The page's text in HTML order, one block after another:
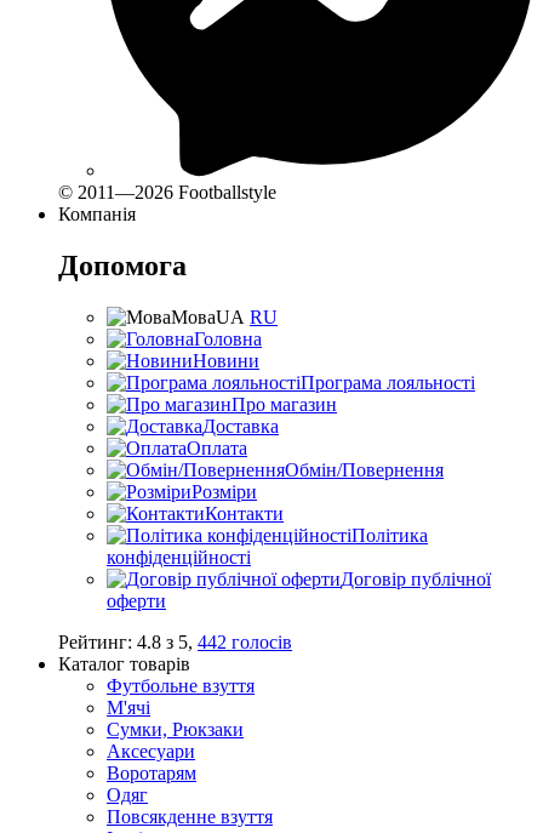
© 2011—2026 Footballstyle
Компанія
Допомога
МоваUA RU
Головна
Новини
Програма лояльності
Про магазин
Доставка
Оплата
Обмін/Повернення
Розміри
Контакти
Політика
конфіденційності
Договір публічної
оферти
Рейтинг: 4.8 з 5, 442 голосів
Каталог товарів
Футбольне взуття
М'ячі
Сумки, Рюкзаки
Аксесуари
Воротарям
Одяг
Повсякденне взуття